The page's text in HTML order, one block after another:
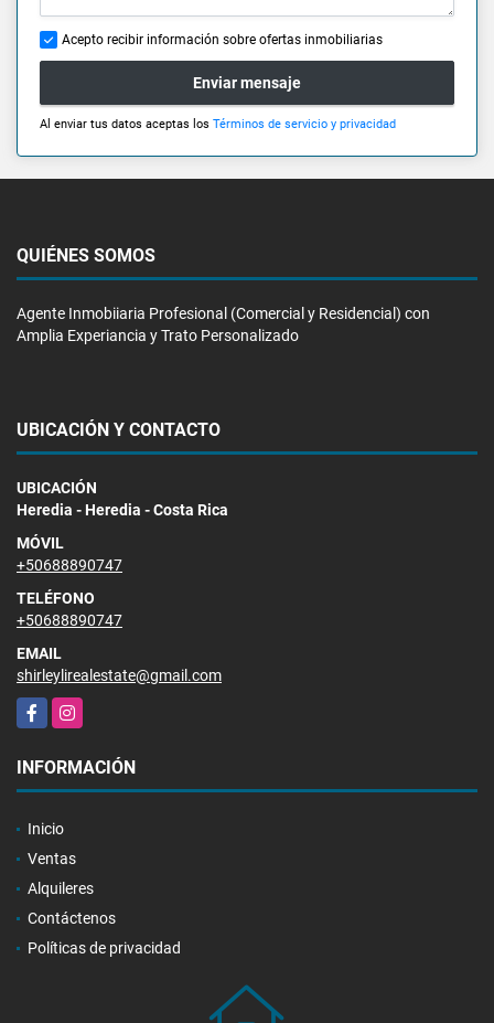
Acepto recibir información sobre ofertas inmobiliarias
Enviar mensaje
Al enviar tus datos aceptas los Términos de servicio y privacidad
QUIÉNES SOMOS
Agente Inmobiiaria Profesional (Comercial y Residencial) con
Amplia Experiancia y Trato Personalizado
UBICACIÓN Y CONTACTO
UBICACIÓN
Heredia - Heredia - Costa Rica
MÓVIL
+50688890747
TELÉFONO
+50688890747
EMAIL
shirleylirealestate@gmail.com
FacebookInstagram
INFORMACIÓN
Inicio
Ventas
Alquileres
Contáctenos
Políticas de privacidad